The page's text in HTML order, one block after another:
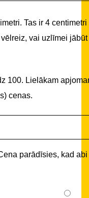
Tas ir 4 centimetri
vai uzlīmei jābūt
100. Lielākam
cenas.
parādīsies, kad abi